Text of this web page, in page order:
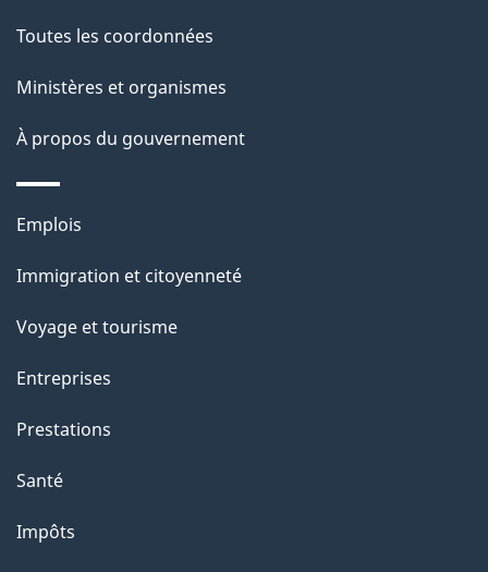
g
e
t
i
n
s
u
r
c
t
t
a
e
Toutes les coordonnées
Ministères et organismes
À propos du gouvernement
Thèmes
sujets
Emplois
Immigration et citoyenneté
Voyage et tourisme
Entreprises
Prestations
Santé
Impôts